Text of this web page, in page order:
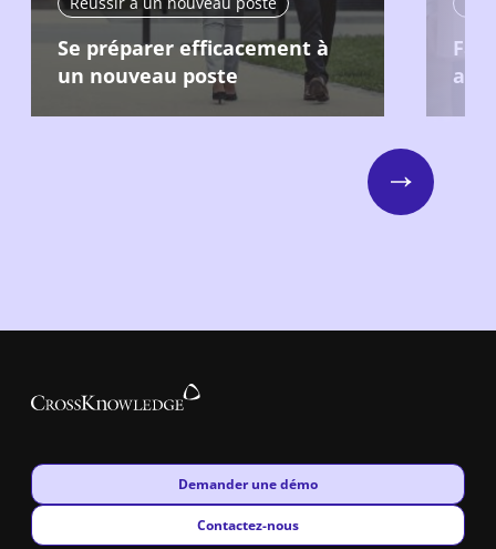
Se préparer efficacement à
un nouveau poste
Next
New window
Demander une démo
New window
Contactez-nous